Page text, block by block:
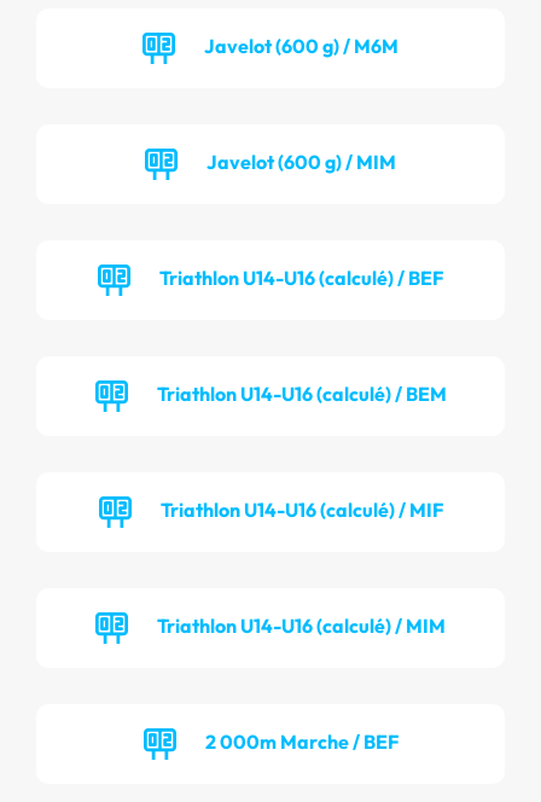
Javelot (600 g) / M6M
Javelot (600 g) / MIM
Triathlon U14-U16 (calculé) / BEF
Triathlon U14-U16 (calculé) / BEM
Triathlon U14-U16 (calculé) / MIF
Triathlon U14-U16 (calculé) / MIM
2 000m Marche / BEF